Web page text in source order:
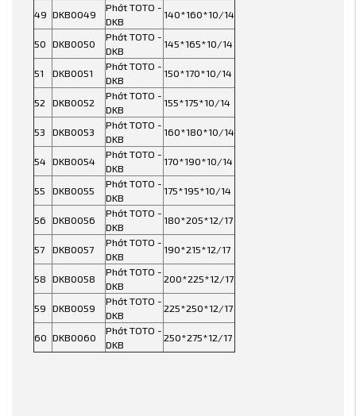
49 DKB0049
Phớt TOTO -
DKB
140*160*10/14
50 DKB0050
Phớt TOTO -
DKB
145*165*10/14
51 DKB0051
Phớt TOTO -
DKB
150*170*10/14
52 DKB0052
Phớt TOTO -
DKB
155*175*10/14
53 DKB0053
Phớt TOTO -
DKB
160*180*10/14
54 DKB0054
Phớt TOTO -
DKB
170*190*10/14
55 DKB0055
Phớt TOTO -
DKB
175*195*10/14
56 DKB0056
Phớt TOTO -
DKB
180*205*12/17
57 DKB0057
Phớt TOTO -
DKB
190*215*12/17
58 DKB0058
Phớt TOTO -
DKB
200*225*12/17
59 DKB0059
Phớt TOTO -
DKB
225*250*12/17
60 DKB0060
Phớt TOTO -
DKB
250*275*12/17